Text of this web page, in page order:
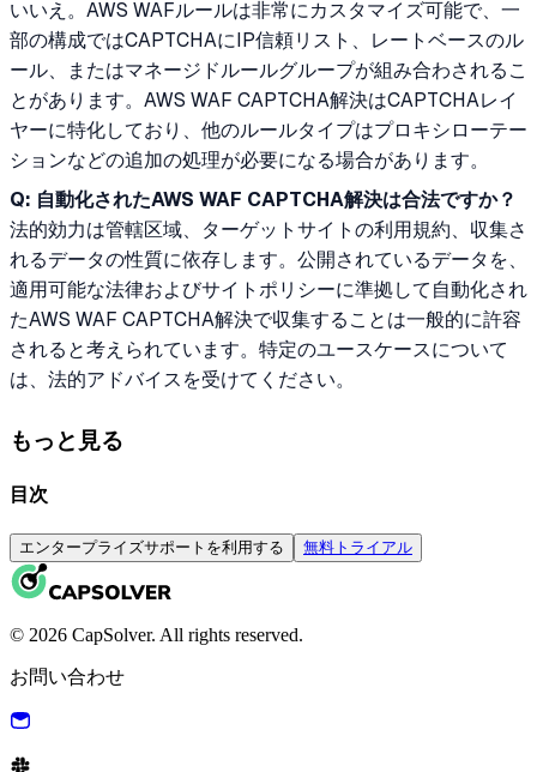
いいえ。AWS WAFルールは非常にカスタマイズ可能で、一
部の構成ではCAPTCHAにIP信頼リスト、レートベースのル
ール、またはマネージドルールグループが組み合わされるこ
とがあります。AWS WAF CAPTCHA解決はCAPTCHAレイ
ヤーに特化しており、他のルールタイプはプロキシローテー
ションなどの追加の処理が必要になる場合があります。
Q: 自動化されたAWS WAF CAPTCHA解決は合法ですか？
法的効力は管轄区域、ターゲットサイトの利用規約、収集さ
れるデータの性質に依存します。公開されているデータを、
適用可能な法律およびサイトポリシーに準拠して自動化され
たAWS WAF CAPTCHA解決で収集することは一般的に許容
されると考えられています。特定のユースケースについて
は、法的アドバイスを受けてください。
もっと見る
目次
エンタープライズサポートを利用する 無料トライアル
© 2026 CapSolver. All rights reserved.
お問い合わせ